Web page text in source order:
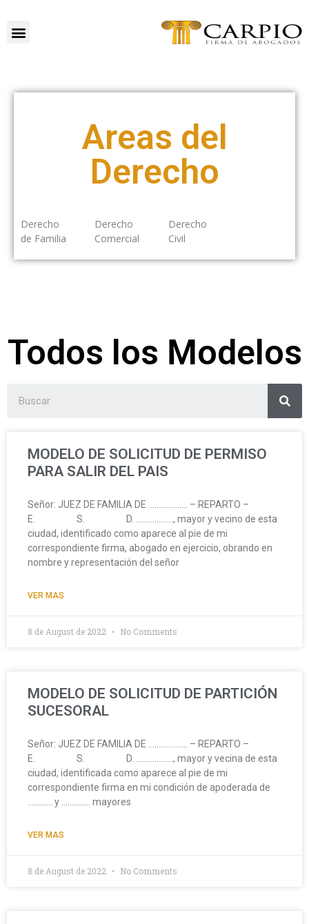
Areas del
Derecho
Derecho
de Familia
Derecho
Comercial
Derecho
Civil
Todos los Modelos
MODELO DE SOLICITUD DE PERMISO
PARA SALIR DEL PAIS
Señor: JUEZ DE FAMILIA DE ………………. – REPARTO –
E. S. D. ………………, mayor y vecino de esta
ciudad, identificado como aparece al pie de mi
correspondiente firma, abogado en ejercicio, obrando en
nombre y representación del señor
VER MAS
8 de August de 2022 No Comments
MODELO DE SOLICITUD DE PARTICIÓN
SUCESORAL
Señor: JUEZ DE FAMILIA DE ………………. – REPARTO –
E. S. D. ………………, mayor y vecina de esta
ciudad, identificada como aparece al pie de mi
correspondiente firma en mi condición de apoderada de
………… y ………….. mayores
VER MAS
8 de August de 2022 No Comments